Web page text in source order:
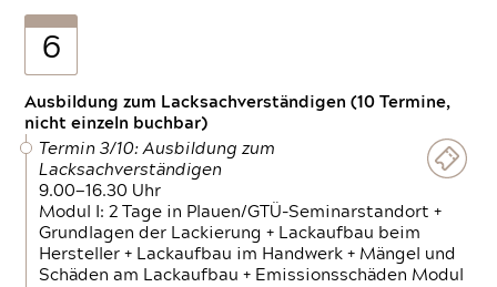
6
Ausbildung zum Lacksachverständigen (10 Termine,
nicht einzeln buchbar)
Termin 3/10: Ausbildung zum
Lacksachverständigen
9.00—16.30 Uhr
Modul I: 2 Tage in Plauen/GTÜ-Seminarstandort +
Grundlagen der Lackierung + Lackaufbau beim
Hersteller + Lackaufbau im Handwerk + Mängel und
Schäden am Lackaufbau + Emissionsschäden Modul